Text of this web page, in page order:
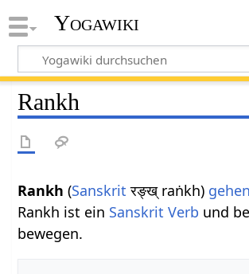
Yogawiki
Rankh
Rankh (Sanskrit रङ्ख् raṅkh) gehen
Rankh ist ein Sanskrit Verb und
bewegen.